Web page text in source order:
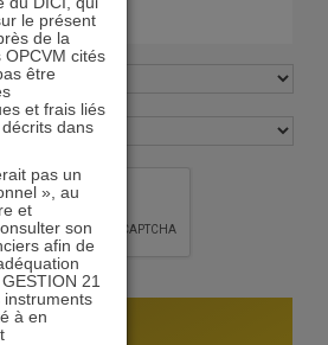
le présent
de la
cités
être
et frais liés
dans
pas un
», au
et
son
afin de
21
instruments
à en